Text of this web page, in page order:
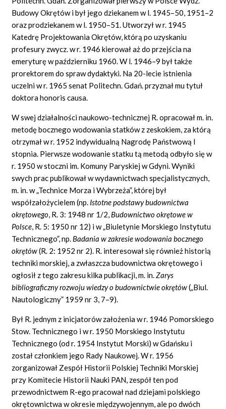
Budowy Okrętów i był jego dziekanem w l. 1945–50, 1951–2
oraz prodziekanem w l. 1950–51. Utworzył w r. 1945
Katedrę Projektowania Okrętów, którą po uzyskaniu
profesury zwycz. w r. 1946 kierował aż do przejścia na
emeryturę w październiku 1960. W l. 1946–9 był także
prorektorem do spraw dydaktyki. Na 20-lecie istnienia
uczelni w r. 1965 senat Politechn. Gdań. przyznał mu tytuł
doktora honoris causa.
W swej działalności naukowo-technicznej R. opracował m. in.
metodę bocznego wodowania statków z zeskokiem, za którą
otrzymał w r. 1952 indywidualną Nagrodę Państwową I
stopnia. Pierwsze wodowanie statku tą metodą odbyło się w
r. 1950 w stoczni im. Komuny Paryskiej w Gdyni. Wyniki
swych prac publikował w wydawnictwach specjalistycznych,
m. in. w „Technice Morza i Wybrzeża”, której był
współzałożycielem (np. Istotne podstawy budownictwa
okrętowego, R. 3: 1948 nr 1/2, Budownictwo okrętowe w
Polsce, R. 5: 1950 nr 12) i w „Biuletynie Morskiego Instytutu
Technicznego”, np. Badania w zakresie wodowania bocznego
okrętów(R. 2: 1952 nr 2). R. interesował się również historią
techniki morskiej, a zwłaszcza budownictwa okrętowego i
ogłosił z tego zakresu kilka publikacji, m. in.Zarys
bibliograficzny rozwoju wiedzy o budownictwie okrętów(„Biul.
Nautologiczny” 1959 nr 3, 7–9).
Był R. jednym z inicjatorów założenia w r. 1946 Pomorskiego
Stow. Technicznego i w r. 1950 Morskiego Instytutu
Technicznego (od r. 1954 Instytut Morski) w Gdańsku i
został członkiem jego Rady Naukowej. W r. 1956
zorganizował Zespół Historii Polskiej Techniki Morskiej
przy Komitecie Historii Nauki PAN, zespół ten pod
przewodnictwem R-ego pracował nad dziejami polskiego
okrętownictwa w okresie międzywojennym, ale po dwóch